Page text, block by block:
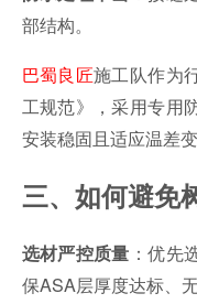
部结构。
巴蜀良匠施工队作为
工规范》，采用专用
安装稳固且适应温差
三、如何避免
选材严控质量 ：优先
保ASA层厚度达标、